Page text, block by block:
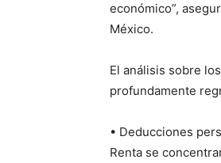
económico”,
México.
El análisis sobre
profundamente
• Deducciones
Renta se